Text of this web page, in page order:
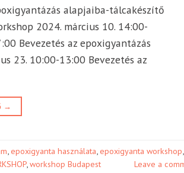
alapjaiba-tálcakészítő
2024. március 10. 14:00-
Bevezetés az epoxigyantázás
23. 10:00-13:00 Bevezetés az
→
,epoxigyanta használata,epoxigyanta workshop,
,workshop Budapest Leave a